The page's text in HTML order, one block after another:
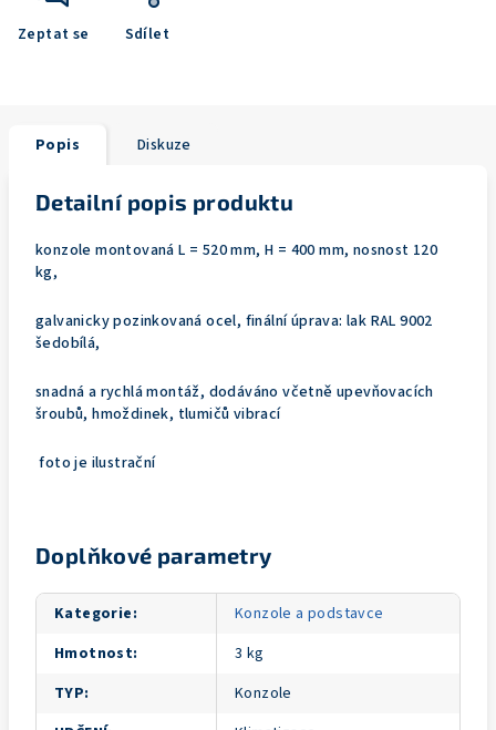
Zeptat se Sdílet
Popis Diskuze
Detailní popis produktu
konzole montovaná L = 520 mm, H = 400 mm, nosnost 120
kg,
galvanicky pozinkovaná ocel, finální úprava: lak RAL 9002
šedobílá,
snadná a rychlá montáž, dodáváno včetně upevňovacích
šroubů, hmoždinek, tlumičů vibrací
foto je ilustrační
Doplňkové parametry
Kategorie:
Konzole a podstavce
Hmotnost:
3 kg
TYP:
Konzole